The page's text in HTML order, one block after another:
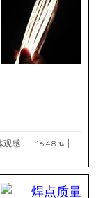
观感...
16:48 น